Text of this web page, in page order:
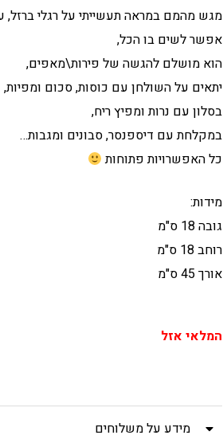
היה:
₪260.
הוא:
₪208.
מגש מהמם במראה תעשייתי על רגלי ברזל,
אפשר לשים בו הכל,
הוא מושלם להגשה של פירות\מאפים,
יתאים על השולחן עם כוסות, סכום ומפיות,
בסלון עם נרות ומפיץ ריח,
במקלחת עם דיספנסר, סבונים ומגבות…
כל האפשרויות פתוחות
מידות:
גובה 18 ס"מ
רוחב 18 ס"מ
אורך 45 ס"מ
המלאי אזל
מידע על משלוחים